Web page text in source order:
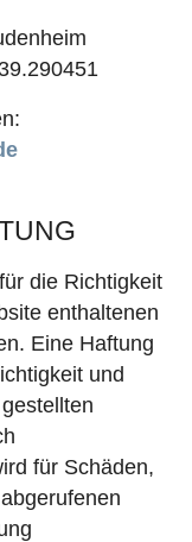
die Richtigkeit
enthaltenen
Eine Haftung
und
für Schäden,